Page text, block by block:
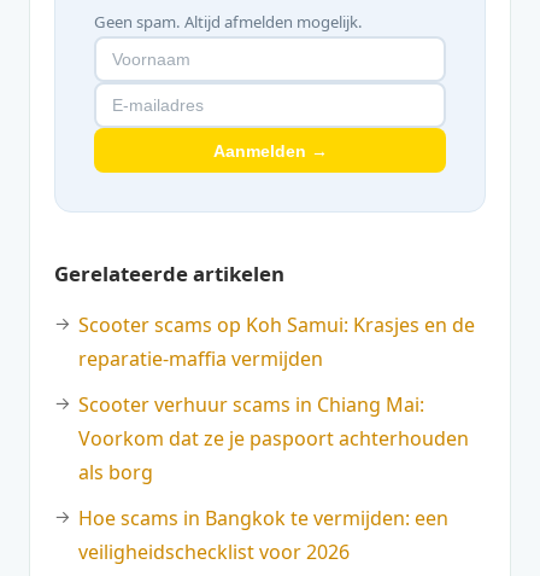
Geen spam. Altijd afmelden mogelijk.
Aanmelden →
Gerelateerde artikelen
Scooter scams op Koh Samui: Krasjes en de
reparatie-maffia vermijden
Scooter verhuur scams in Chiang Mai:
Voorkom dat ze je paspoort achterhouden
als borg
Hoe scams in Bangkok te vermijden: een
veiligheidschecklist voor 2026